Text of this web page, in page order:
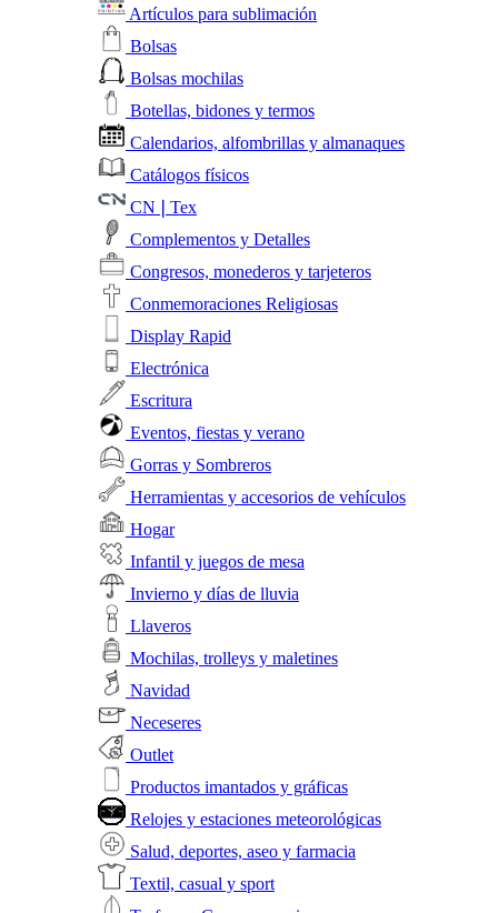
Artículos para sublimación
Bolsas
Bolsas mochilas
Botellas, bidones y termos
Calendarios, alfombrillas y almanaques
Catálogos físicos
CN❘Tex
Complementos y Detalles
Congresos, monederos y tarjeteros
Conmemoraciones Religiosas
Display Rapid
Electrónica
Escritura
Eventos, fiestas y verano
Gorras y Sombreros
Herramientas y accesorios de vehículos
Hogar
Infantil y juegos de mesa
Invierno y días de lluvia
Llaveros
Mochilas, trolleys y maletines
Navidad
Neceseres
Outlet
Productos imantados y gráficas
Relojes y estaciones meteorológicas
Salud, deportes, aseo y farmacia
Textil, casual y sport